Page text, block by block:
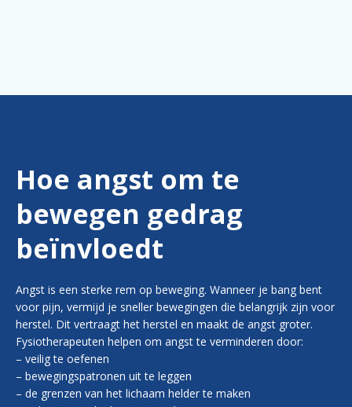
Hoe angst om te
bewegen gedrag
beïnvloedt
Angst is een sterke rem op beweging. Wanneer je bang bent
voor pijn, vermijd je sneller bewegingen die belangrijk zijn voor
herstel. Dit vertraagt het herstel en maakt de angst groter.
Fysiotherapeuten helpen om angst te verminderen door:
– veilig te oefenen
– bewegingspatronen uit te leggen
– de grenzen van het lichaam helder te maken